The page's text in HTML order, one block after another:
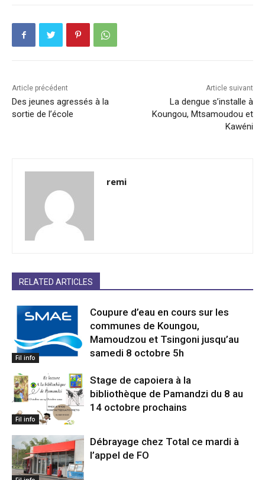
Article précédent
Des jeunes agressés à la
sortie de l’école
Article suivant
La dengue s’installe à
Koungou, Mtsamoudou et
Kawéni
remi
RELATED ARTICLES
Fil info
Coupure d’eau en cours sur les
communes de Koungou,
Mamoudzou et Tsingoni jusqu’au
samedi 8 octobre 5h
Fil info
Stage de capoiera à la
bibliothèque de Pamandzi du 8 au
14 octobre prochains
Débrayage chez Total ce mardi à
l’appel de FO